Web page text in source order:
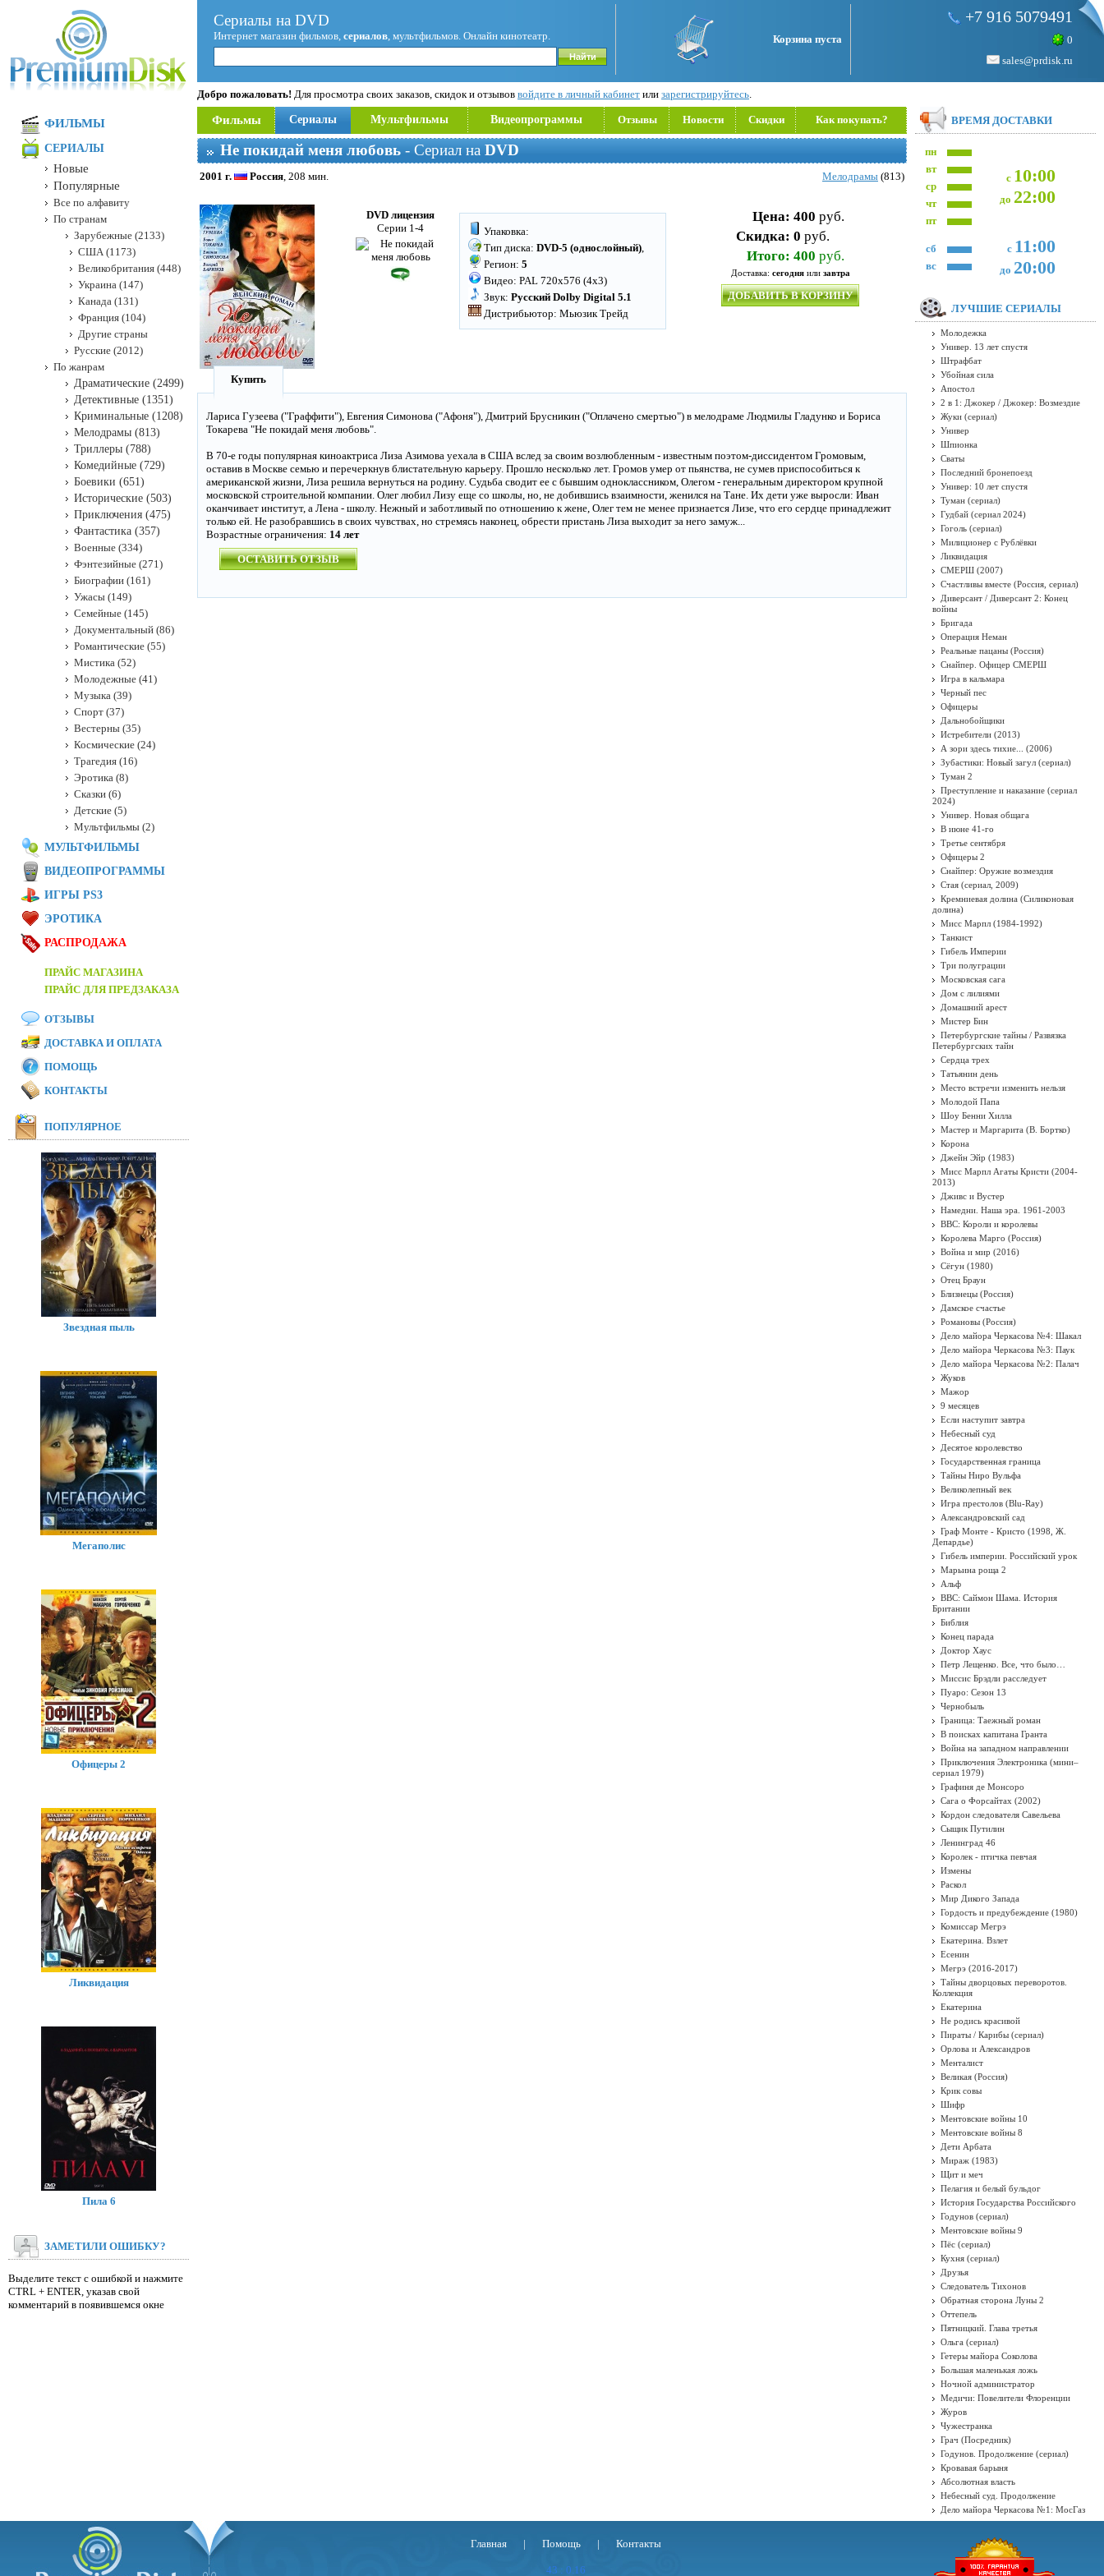
Сериалы на DVD
Интернет магазин фильмов, сериалов, мультфильмов. Онлайн кинотеатр. Корзина пуста
+7 916 5079491
0
sales@prdisk.ru
Добро пожаловать! Для просмотра своих заказов, скидок и отзывов войдите в личный кабинет или зарегистрируйтесь.
Фильмы Сериалы Мультфильмы Видеопрограммы Отзывы Новости Скидки Как покупать?
Не покидай меня любовь - Сериал на DVD
2001 г. Россия, 208 мин. Мелодрамы (813)
DVD лицензия
Серии 1-4
Упаковка:
Тип диска: DVD-5 (однослойный),
Регион: 5
Видео: PAL 720x576 (4x3)
Звук: Русский Dolby Digital 5.1
Дистрибьютор: Мьюзик Трейд
Цена: 400 руб.
Скидка: 0 руб.
Итого: 400 руб.
Доставка: сегодняили завтра
ДОБАВИТЬ В КОРЗИНУ
Купить
Лариса Гузеева ("Граффити"), Евгения Симонова ("Афоня"), Дмитрий Брусникин ("Оплачено смертью") в мелодраме Людмилы Гладунко и Бориса
Токарева "Не покидай меня любовь".
В 70-е годы популярная киноактриса Лиза Азимова уехала в США вслед за своим возлюбленным - известным поэтом-диссидентом Громовым,
оставив в Москве семью и перечеркнув блистательную карьеру. Прошло несколько лет. Громов умер от пьянства, не сумев приспособиться к
американской жизни, Лиза решила вернуться на родину. Судьба сводит ее с бывшим одноклассником, Олегом - генеральным директором крупной
московской строительной компании. Олег любил Лизу еще со школы, но, не добившись взаимности, женился на Тане. Их дети уже выросли: Иван
оканчивает институт, а Лена - школу. Нежный и заботливый по отношению к жене, Олег тем не менее признается Лизе, что его сердце принадлежит
только ей. Не разобравшись в своих чувствах, но стремясь наконец, обрести пристань Лиза выходит за него замуж...
Возрастные ограничения: 14 лет
ОСТАВИТЬ ОТЗЫВ
ФИЛЬМЫ
СЕРИАЛЫ
Новые
Популярные
Все по алфавиту
По странам
Зарубежные (2133)
США (1173)
Великобритания (448)
Украина (147)
Канада (131)
Франция (104)
Другие страны
Русские (2012)
По жанрам
Драматические (2499)
Детективные (1351)
Криминальные (1208)
Мелодрамы (813)
Триллеры (788)
Комедийные (729)
Боевики (651)
Исторические (503)
Приключения (475)
Фантастика (357)
Военные (334)
Фэнтезийные (271)
Биографии (161)
Ужасы (149)
Семейные (145)
Документальный (86)
Романтические (55)
Мистика (52)
Молодежные (41)
Музыка (39)
Спорт (37)
Вестерны (35)
Космические (24)
Трагедия (16)
Эротика (8)
Сказки (6)
Детские (5)
Мультфильмы (2)
МУЛЬТФИЛЬМЫ
ВИДЕОПРОГРАММЫ
ИГРЫ PS3
ЭРОТИКА
РАСПРОДАЖА
ПРАЙС МАГАЗИНА
ПРАЙС ДЛЯ ПРЕДЗАКАЗА
ОТЗЫВЫ
ДОСТАВКА И ОПЛАТА
ПОМОЩЬ
КОНТАКТЫ
ПОПУЛЯРНОЕ
Звездная пыль
Мегаполис
Офицеры 2
Ликвидация
Пила 6
ЗАМЕТИЛИ ОШИБКУ?
Выделите текст с ошибкой и нажмите
CTRL + ENTER, указав свой
комментарий в появившемся окне
ВРЕМЯ ДОСТАВКИ
пн
с 10:00
до 22:00
вт
ср
чт
пт
с 11:00
до 20:00
сб
вс
ЛУЧШИЕ СЕРИАЛЫ
Молодежка
Универ. 13 лет спустя
Штрафбат
Убойная сила
Апостол
2 в 1: Джокер / Джокер: Возмездие
Жуки (сериал)
Универ
Шпионка
Сваты
Последний бронепоезд
Универ: 10 лет спустя
Туман (сериал)
Гудбай (сериал 2024)
Гоголь (сериал)
Милиционер с Рублёвки
Ликвидация
СМЕРШ (2007)
Счастливы вместе (Россия, сериал)
Диверсант / Диверсант 2: Конец
войны
Бригада
Операция Неман
Реальные пацаны (Россия)
Снайпер. Офицер СМЕРШ
Игра в кальмара
Черный пес
Офицеры
Дальнобойщики
Истребители (2013)
А зори здесь тихие... (2006)
Зубастики: Новый загул (сериал)
Туман 2
Преступление и наказание (сериал
2024)
Универ. Новая общага
В июне 41-го
Третье сентября
Офицеры 2
Снайпер: Оружие возмездия
Стая (сериал, 2009)
Кремниевая долина (Силиконовая
долина)
Мисс Марпл (1984-1992)
Танкист
Гибель Империи
Три полуграции
Московская сага
Дом с лилиями
Домашний арест
Мистер Бин
Петербургские тайны / Развязка
Петербургских тайн
Сердца трех
Татьянин день
Место встречи изменить нельзя
Молодой Папа
Шоу Бенни Хилла
Мастер и Маргарита (В. Бортко)
Корона
Джейн Эйр (1983)
Мисс Марпл Агаты Кристи (2004-
2013)
Дживс и Вустер
Намедни. Наша эра. 1961-2003
BBC: Короли и королевы
Королева Марго (Россия)
Война и мир (2016)
Сёгун (1980)
Отец Браун
Близнецы (Россия)
Дамское счастье
Романовы (Россия)
Дело майора Черкасова №4: Шакал
Дело майора Черкасова №3: Паук
Дело майора Черкасова №2: Палач
Жуков
Мажор
9 месяцев
Если наступит завтра
Небесный суд
Десятое королевство
Государственная граница
Тайны Ниро Вульфа
Великолепный век
Игра престолов (Blu-Ray)
Александровский сад
Граф Монте - Кристо (1998, Ж.
Депардье)
Гибель империи. Российский урок
Марьина роща 2
Альф
BBC: Саймон Шама. История
Британии
Библия
Конец парада
Доктор Хаус
Петр Лещенко. Все, что было…
Миссис Брэдли расследует
Пуаро: Сезон 13
Чернобыль
Граница: Таежный роман
В поисках капитана Гранта
Война на западном направлении
Приключения Электроника (мини–
сериал 1979)
Графиня де Монсоро
Сага о Форсайтах (2002)
Кордон следователя Савельева
Сыщик Путилин
Ленинград 46
Королек - птичка певчая
Измены
Раскол
Мир Дикого Запада
Гордость и предубеждение (1980)
Комиссар Мегрэ
Екатерина. Взлет
Есенин
Мегрэ (2016-2017)
Тайны дворцовых переворотов.
Коллекция
Екатерина
Не родись красивой
Пираты / Карибы (сериал)
Орлова и Александров
Менталист
Великая (Россия)
Крик совы
Шифр
Ментовские войны 10
Ментовские войны 8
Дети Арбата
Мираж (1983)
Щит и меч
Пелагия и белый бульдог
История Государства Российского
Годунов (сериал)
Ментовские войны 9
Пёс (сериал)
Кухня (сериал)
Друзья
Следователь Тихонов
Обратная сторона Луны 2
Оттепель
Пятницкий. Глава третья
Ольга (сериал)
Гетеры майора Соколова
Большая маленькая ложь
Ночной администратор
Медичи: Повелители Флоренции
Журов
Чужестранка
Грач (Посредник)
Годунов. Продолжение (сериал)
Кровавая барыня
Абсолютная власть
Небесный суд. Продолжение
Дело майора Черкасова №1: МосГаз
Главная | Помощь | Контакты
43 : 0.16